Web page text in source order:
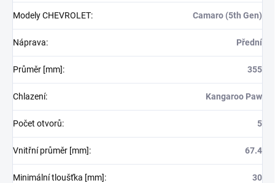
Modely CHEVROLET: Camaro (5th Gen)
Náprava: Přední
Průměr [mm]: 355
Chlazení: Kangaroo Paw
Počet otvorů: 5
Vnitřní průměr [mm]: 67.4
Minimální tloušťka [mm]: 30